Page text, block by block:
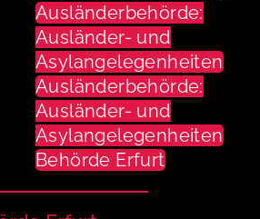
Ausländerbehörde:
Ausländer- und
Asylangelegenheiten
Ausländerbehörde:
Ausländer- und
Asylangelegenheiten
Behörde Erfurt